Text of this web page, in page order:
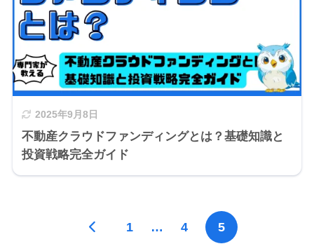
2025年9月8日
不動産クラウドファンディングとは？基礎知識と
投資戦略完全ガイド
1 … 4 5